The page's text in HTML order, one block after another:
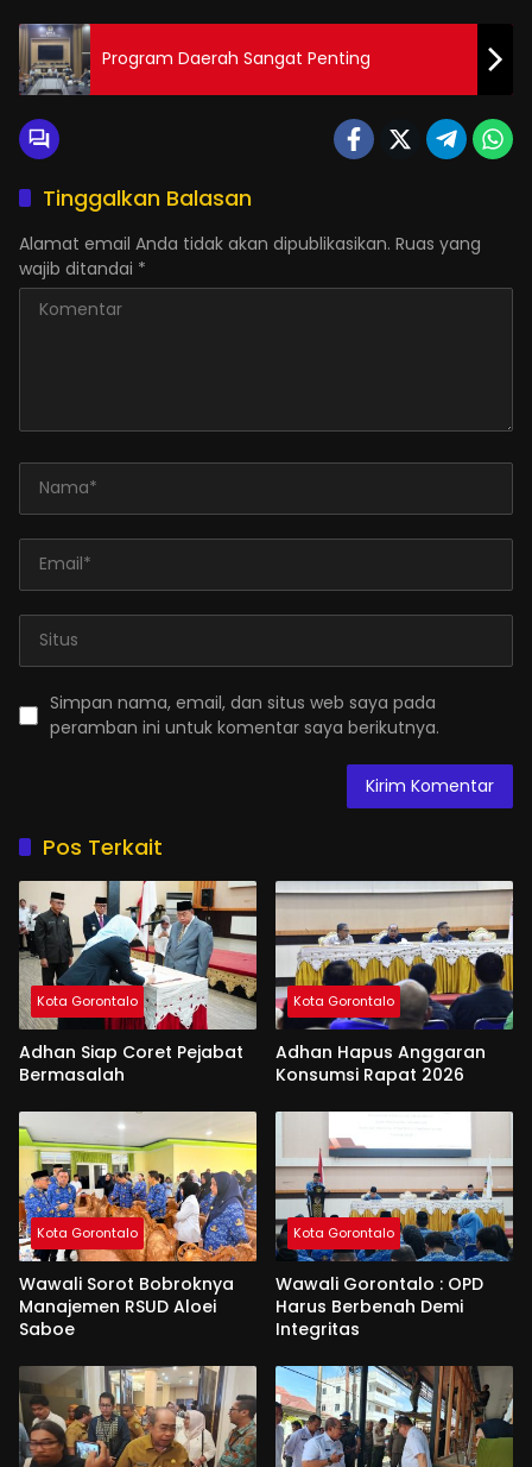
Program Daerah Sangat Penting
Tinggalkan Balasan
Alamat email Anda tidak akan dipublikasikan. Ruas yang
wajib ditandai *
Simpan nama, email, dan situs web saya pada
peramban ini untuk komentar saya berikutnya.
Pos Terkait
Kota Gorontalo
Adhan Siap Coret Pejabat
Bermasalah
Kota Gorontalo
Adhan Hapus Anggaran
Konsumsi Rapat 2026
Kota Gorontalo
Wawali Sorot Bobroknya
Manajemen RSUD Aloei
Saboe
Kota Gorontalo
Wawali Gorontalo : OPD
Harus Berbenah Demi
Integritas